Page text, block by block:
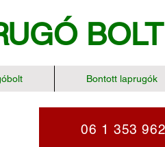
BOLT
Bontott laprugók
06 1 353